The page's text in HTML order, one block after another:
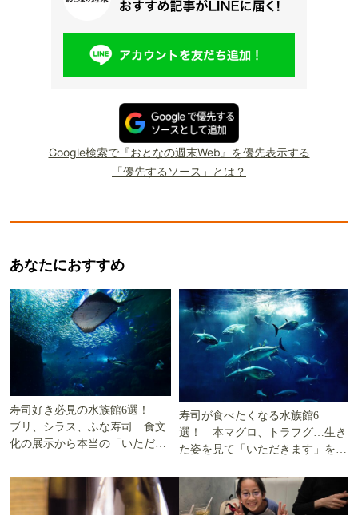
Google検索で『おとなの週末Web』を優先表示する
「優先するソース」とは？
あなたにおすすめ
寿司好き必見の水族館6選！
ブリ、シラス、ふな寿司…食文
化の展示から本当の「いただき
寿司が食べたくなる水族館6
選！ 本マグロ、トラフグ…生き
た姿を見て「いただきます」を考